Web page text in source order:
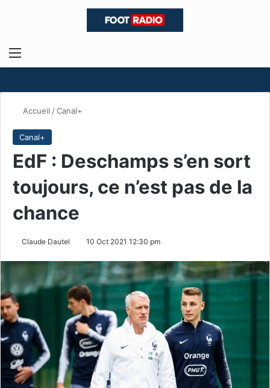
Menu
Accueil /Canal+
Canal+
EdF : Deschamps s’en sort
toujours, ce n’est pas de la
chance
Claude Dautel 10 Oct 2021 12:30 pm